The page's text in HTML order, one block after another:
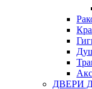
ДВЕРИ